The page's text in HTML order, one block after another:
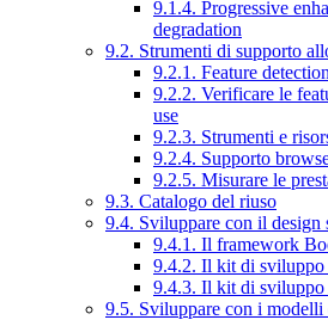
9.1.4. Progressive
degradation
9.2. Strumenti di supporto
9.2.1. Feature detection
9.2.2. Verificare le
use
9.2.3. Strumenti e
9.2.4. Supporto
9.2.5. Misurare le
9.3. Catalogo del riuso
9.4. Sviluppare con il design
9.4.1. Il framework
9.4.2. Il kit di sviluppo
9.4.3. Il kit di
9.5. Sviluppare con i modelli